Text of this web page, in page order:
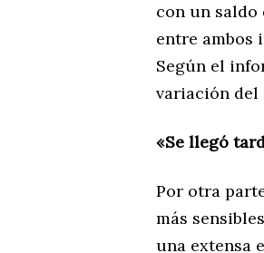
con un saldo
entre ambos
Según el
variación del
«Se llegó
Por otra
más
una extensa